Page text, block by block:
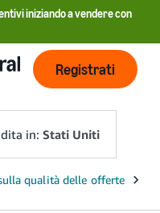
iniziando a vendere con
Registrati
in:Stati Uniti